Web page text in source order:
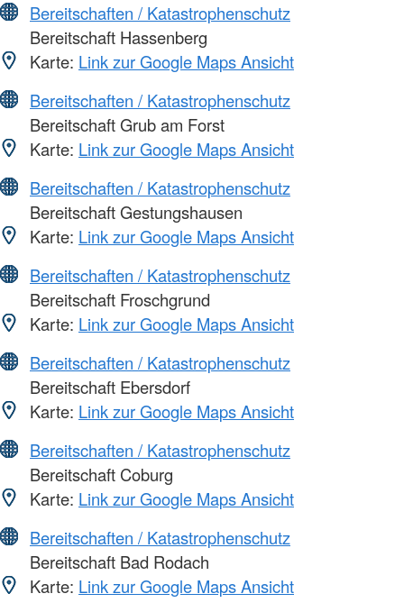
Bereitschaften / Katastrophenschutz
Bereitschaft Hassenberg
Karte: Link zur Google Maps Ansicht
Bereitschaften / Katastrophenschutz
Bereitschaft Grub am Forst
Karte: Link zur Google Maps Ansicht
Bereitschaften / Katastrophenschutz
Bereitschaft Gestungshausen
Karte: Link zur Google Maps Ansicht
Bereitschaften / Katastrophenschutz
Bereitschaft Froschgrund
Karte: Link zur Google Maps Ansicht
Bereitschaften / Katastrophenschutz
Bereitschaft Ebersdorf
Karte: Link zur Google Maps Ansicht
Bereitschaften / Katastrophenschutz
Bereitschaft Coburg
Karte: Link zur Google Maps Ansicht
Bereitschaften / Katastrophenschutz
Bereitschaft Bad Rodach
Karte: Link zur Google Maps Ansicht